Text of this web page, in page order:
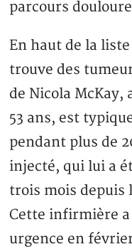
parcours
En haut de la
trouve des
de Nicola McKay,
53 ans, est
pendant plus de
injecté, qui lui a
trois mois depuis
Cette infirmière
urgence en